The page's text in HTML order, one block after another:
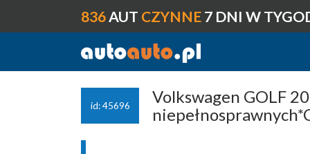
836AUT CZYNNE 7 DNI W
id: 45696
Volkswagen GOLF